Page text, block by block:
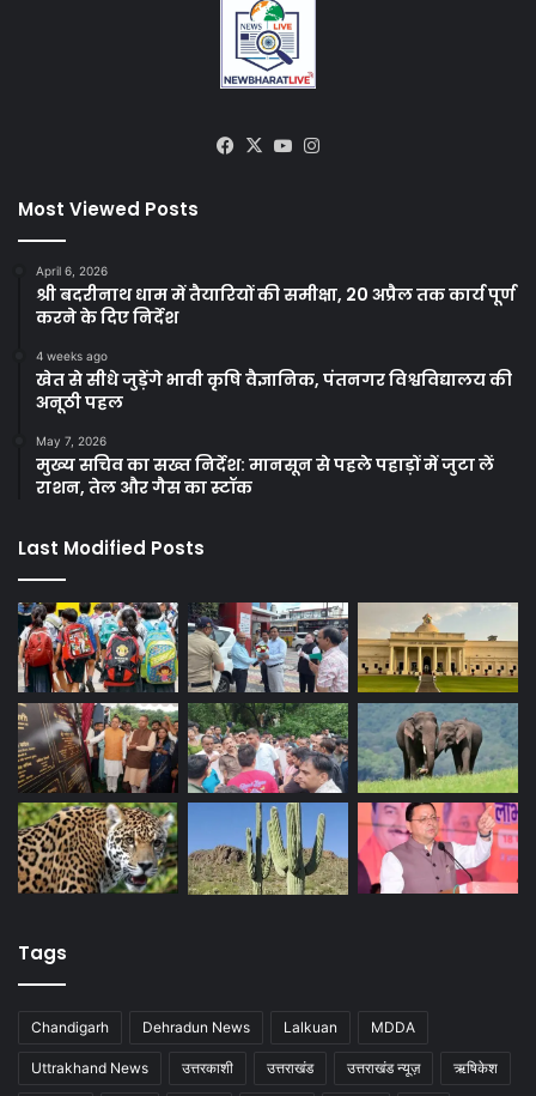
Facebook
X YouTube
Most Viewed Posts
April 6, 2026
श्री बदरीनाथ धाम में तैयारियों की समीक्षा, 20 अप्रैल तक कार्य पूर्ण
करने के दिए निर्देश
4 weeks ago
खेत से सीधे जुड़ेंगे भावी कृषि वैज्ञानिक, पंतनगर विश्वविद्यालय की
अनूठी पहल
May 7, 2026
मुख्य सचिव का सख्त निर्देश: मानसून से पहले पहाड़ों में जुटा लें
राशन, तेल और गैस का स्टॉक
Last Modified Posts
Tags
Chandigarh Dehradun News Lalkuan MDDA
Uttrakhand News उत्तरकाशी उत्तराखंड उत्तराखंड न्यूज़ ऋषिकेश